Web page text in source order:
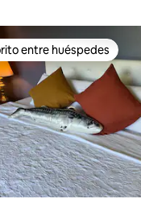
entre huéspedes
entre huéspedes